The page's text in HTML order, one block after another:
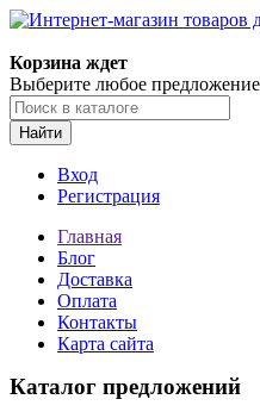
Корзина ждет
Выберите любое предложение
Найти
Вход
Регистрация
Главная
Блог
Доставка
Оплата
Контакты
Карта сайта
Каталог предложений